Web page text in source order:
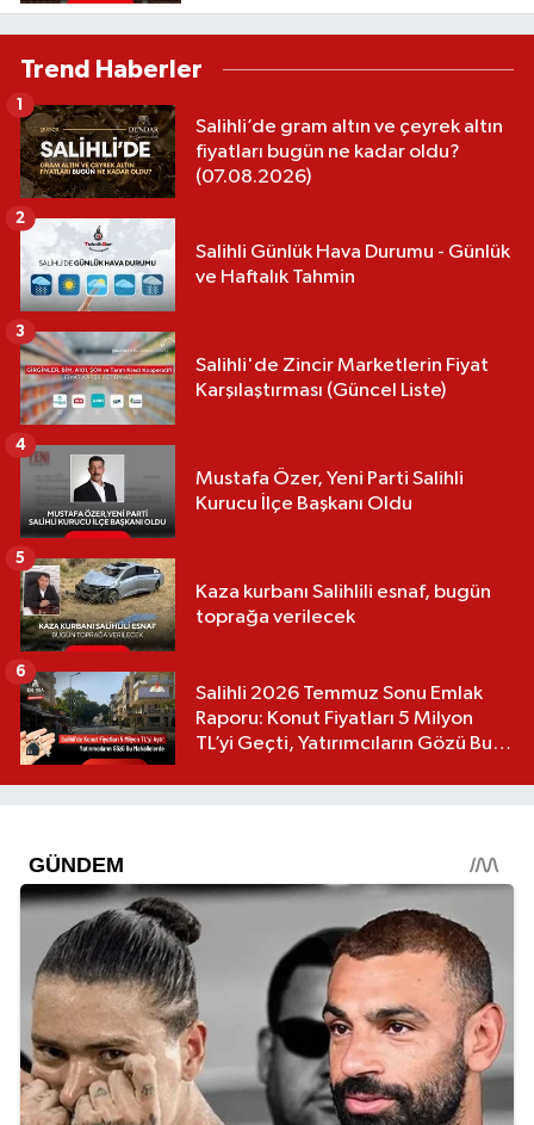
Trend Haberler
Salihli’de gram altın ve çeyrek altın
fiyatları bugün ne kadar oldu?
(07.08.2026)
1
Salihli Günlük Hava Durumu - Günlük
ve Haftalık Tahmin
2
Salihli'de Zincir Marketlerin Fiyat
Karşılaştırması (Güncel Liste)
3
Mustafa Özer, Yeni Parti Salihli
Kurucu İlçe Başkanı Oldu
4
Kaza kurbanı Salihlili esnaf, bugün
toprağa verilecek
5
Salihli 2026 Temmuz Sonu Emlak
Raporu: Konut Fiyatları 5 Milyon
TL’yi Geçti, Yatırımcıların Gözü Bu
6